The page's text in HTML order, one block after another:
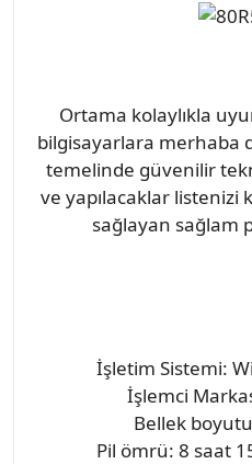
Ortama kolaylıkla
bilgisayarlara merhaba
temelinde güvenilir
ve yapılacaklar listenizi
sağlayan sağlam
İşletim Sistemi:
İşlemci
Bellek
Pil ömrü: 8 saat